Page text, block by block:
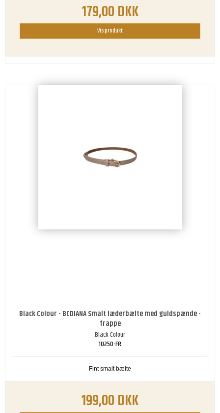
179,00 DKK
Vis produkt
Black Colour - BCDIANA Smalt læderbælte med guldspænde -
frappe
Black Colour
10250-FR
Fint smalt bælte
199,00 DKK